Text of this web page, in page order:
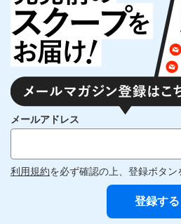
メールアドレス
利用規約を必ず確認の上、登録ボタン